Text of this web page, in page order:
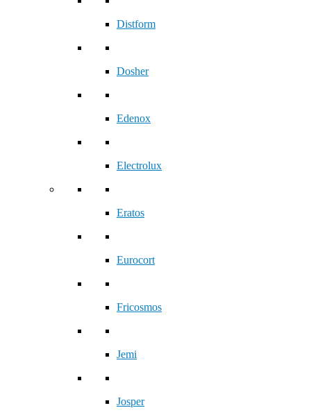
Distform
Dosher
Edenox
Electrolux
Eratos
Eurocort
Fricosmos
Jemi
Josper